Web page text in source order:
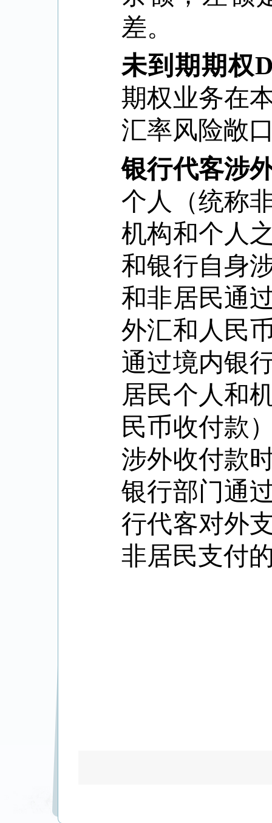
差。
未到期期权
期权业务在
汇率风险敞
银行代客涉
个人（统称
机构和个人
和银行自身
和非居民通
外汇和人民
通过境内银
居民个人和
民币收付款
涉外收付款
银行部门通
行代客对外
非居民支付